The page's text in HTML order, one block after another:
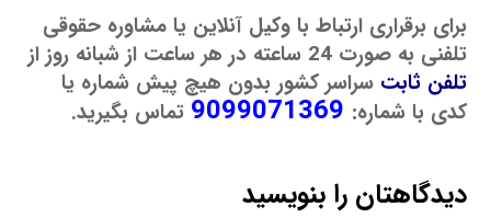
برای برقراری ارتباط با وکیل آنلاین یا مشاوره حقوقی
تلفنی به صورت 24 ساعته در هر ساعت از شبانه روز از
تلفن ثابت سراسر کشور بدون هیچ پیش شماره یا
کدی با شماره:
تماس بگیرید.
دیدگاهتان را بنویسید